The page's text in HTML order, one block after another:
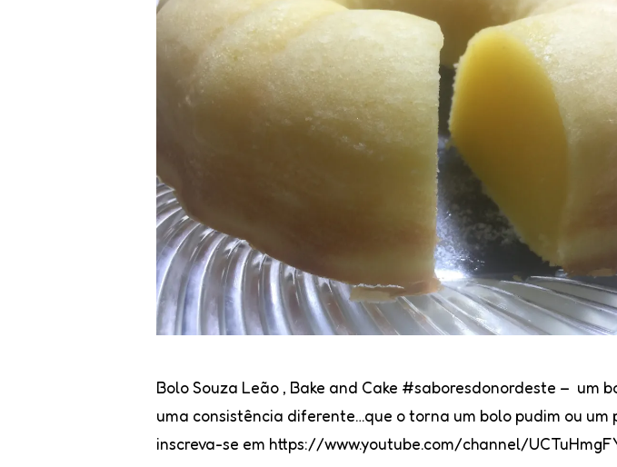
Bolo Souza Leão , Bake and Cake #saboresdonordeste – um
uma consistência diferente…que o torna um bolo pudim ou um
inscreva-se em https://www.youtube.com/channel/